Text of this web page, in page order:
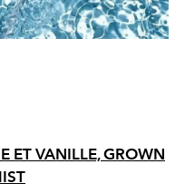
ET VANILLE, GROWN